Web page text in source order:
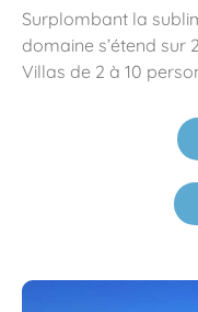
Surplombant la
domaine s’étend sur
Villas de 2 à 10